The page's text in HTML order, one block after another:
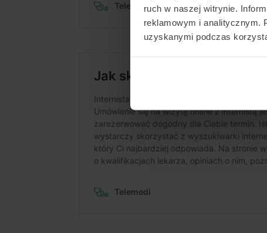
ruch w naszej witrynie.
reklamowym i analitycznym.
uzyskanymi podczas